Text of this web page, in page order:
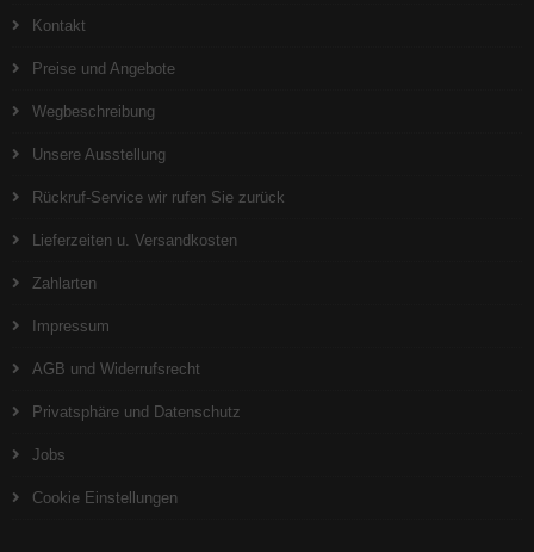
Kontakt
Preise und Angebote
Wegbeschreibung
Unsere Ausstellung
Rückruf-Service wir rufen Sie zurück
Lieferzeiten u. Versandkosten
Zahlarten
Impressum
AGB und Widerrufsrecht
Privatsphäre und Datenschutz
Jobs
Cookie Einstellungen